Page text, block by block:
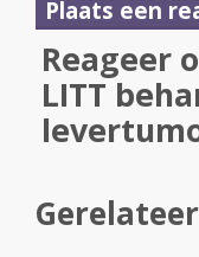
Plaats een
Reageer
LITT